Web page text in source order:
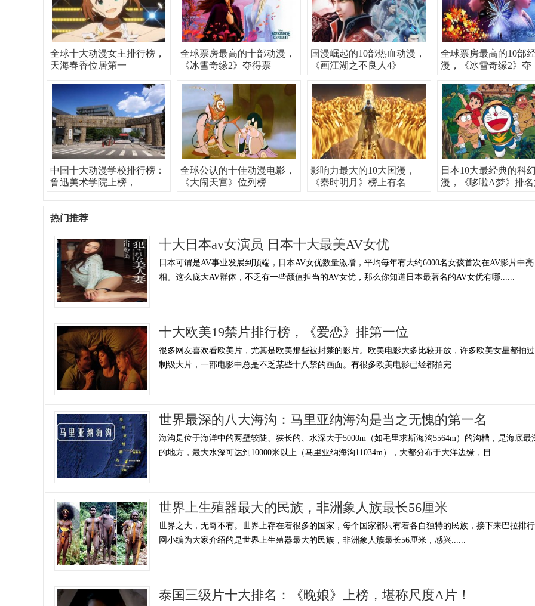
全球十大动漫女主排行榜，
天海春香位居第一
全球票房最高的十部动漫，
《冰雪奇缘2》夺得票
国漫崛起的10部热血动漫，
《画江湖之不良人4》
全球票房最高的10部
漫，《冰雪奇缘2》夺
中国十大动漫学校排行榜：
鲁迅美术学院上榜，
全球公认的十佳动漫电影，
《大闹天宫》位列榜
影响力最大的10大国漫，
《秦时明月》榜上有名
日本10大最经典的科
漫，《哆啦A梦》排
热门推荐
十大日本av女演员 日本十大最美AV女优
日本可谓是AV事业发展到顶端，日本AV女优数量激增，平均每年有大约6000名女孩首次在AV影片中亮
相。这么庞大AV群体，不乏有一些颜值担当的AV女优，那么你知道日本最著名的AV女优有哪......
十大欧美19禁片排行榜，《爱恋》排第一位
很多网友喜欢看欧美片，尤其是欧美那些被封禁的影片。欧美电影大多比较开放，许多欧美女星都拍
制级大片，一部电影中总是不乏某些十八禁的画面。有很多欧美电影已经都拍完......
世界最深的八大海沟：马里亚纳海沟是当之无愧的第一名
海沟是位于海洋中的两壁较陡、狭长的、水深大于5000m（如毛里求斯海沟5564m）的沟槽，是海底最
的地方，最大水深可达到10000米以上（马里亚纳海沟11034m），大都分布于大洋边缘，目......
世界上生殖器最大的民族，非洲象人族最长56厘米
世界之大，无奇不有。世界上存在着很多的国家，每个国家都只有着各自独特的民族，接下来巴拉排
网小编为大家介绍的是世界上生殖器最大的民族，非洲象人族最长56厘米，感兴......
泰国三级片十大排名：《晚娘》上榜，堪称尺度A片！